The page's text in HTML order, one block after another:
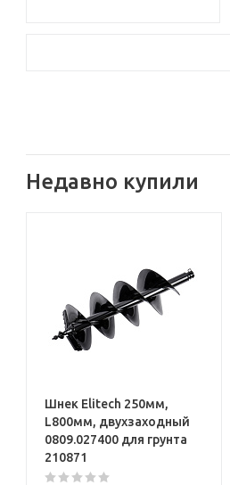
Недавно купили
Шнек Elitech 250мм,
L800мм, двухзаходный
0809.027400 для грунта
210871